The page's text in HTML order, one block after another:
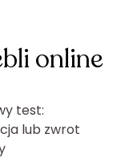
online
test:
lub zwrot